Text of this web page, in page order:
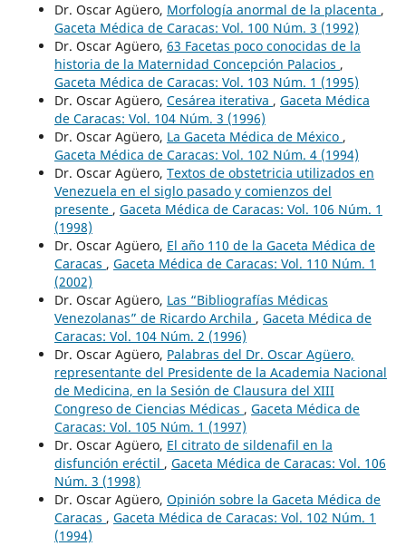
Dr. Oscar Agüero, Morfología anormal de la placenta ,
Gaceta Médica de Caracas: Vol. 100 Núm. 3 (1992)
Dr. Oscar Agüero, 63 Facetas poco conocidas de la
historia de la Maternidad Concepción Palacios ,
Gaceta Médica de Caracas: Vol. 103 Núm. 1 (1995)
Dr. Oscar Agüero, Cesárea iterativa , Gaceta Médica
de Caracas: Vol. 104 Núm. 3 (1996)
Dr. Oscar Agüero, La Gaceta Médica de México ,
Gaceta Médica de Caracas: Vol. 102 Núm. 4 (1994)
Dr. Oscar Agüero, Textos de obstetricia utilizados en
Venezuela en el siglo pasado y comienzos del
presente , Gaceta Médica de Caracas: Vol. 106 Núm. 1
(1998)
Dr. Oscar Agüero, El año 110 de la Gaceta Médica de
Caracas , Gaceta Médica de Caracas: Vol. 110 Núm. 1
(2002)
Dr. Oscar Agüero, Las “Bibliografías Médicas
Venezolanas” de Ricardo Archila , Gaceta Médica de
Caracas: Vol. 104 Núm. 2 (1996)
Dr. Oscar Agüero, Palabras del Dr. Oscar Agüero,
representante del Presidente de la Academia Nacional
de Medicina, en la Sesión de Clausura del XIII
Congreso de Ciencias Médicas , Gaceta Médica de
Caracas: Vol. 105 Núm. 1 (1997)
Dr. Oscar Agüero, El citrato de sildenafil en la
disfunción eréctil , Gaceta Médica de Caracas: Vol. 106
Núm. 3 (1998)
Dr. Oscar Agüero, Opinión sobre la Gaceta Médica de
Caracas , Gaceta Médica de Caracas: Vol. 102 Núm. 1
(1994)